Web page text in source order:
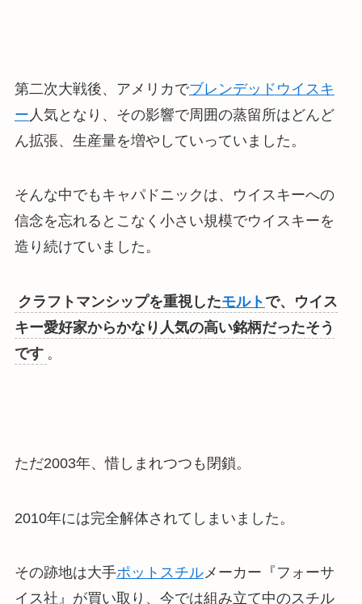
第二次大戦後、アメリカでブレンデッドウイスキ
ー 人気となり、その影響で周囲の蒸留所はどんど
ん拡張、生産量を増やしていっていました。
そんな中でもキャパドニックは、
ウイスキーへの
信念を忘れるとこなく小さい規模でウイスキーを
造り続けていました。
クラフトマンシップを重視したモルト で、ウイス
キー愛好家からかなり人気の高い銘柄だったそう
です 。
ただ2003年、惜しまれつつも閉鎖。
2010年には完全解体されてしまいました。
その跡地は大手ポットスチルメーカー『フォーサ
イス社』が買い取り、今では組み立て中のスチル